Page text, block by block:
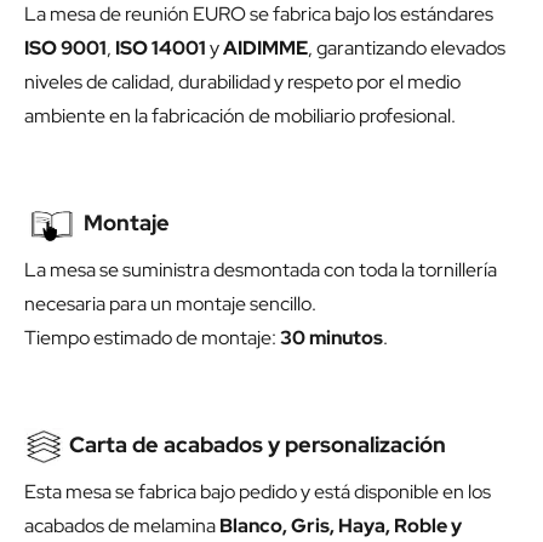
La mesa de reunión EURO se fabrica bajo los estándares
ISO 9001, ISO 14001yAIDIMME, garantizando elevados
niveles de calidad, durabilidad y respeto por el medio
ambiente en la fabricación de mobiliario profesional.
Montaje
La mesa se suministra desmontada con toda la tornillería
necesaria para un montaje sencillo.
Tiempo estimado de montaje:30 minutos.
Carta de acabados y personalización
Esta mesa se fabrica bajo pedido y está disponible en los
acabados de melaminaBlanco, Gris, Haya, Roble y